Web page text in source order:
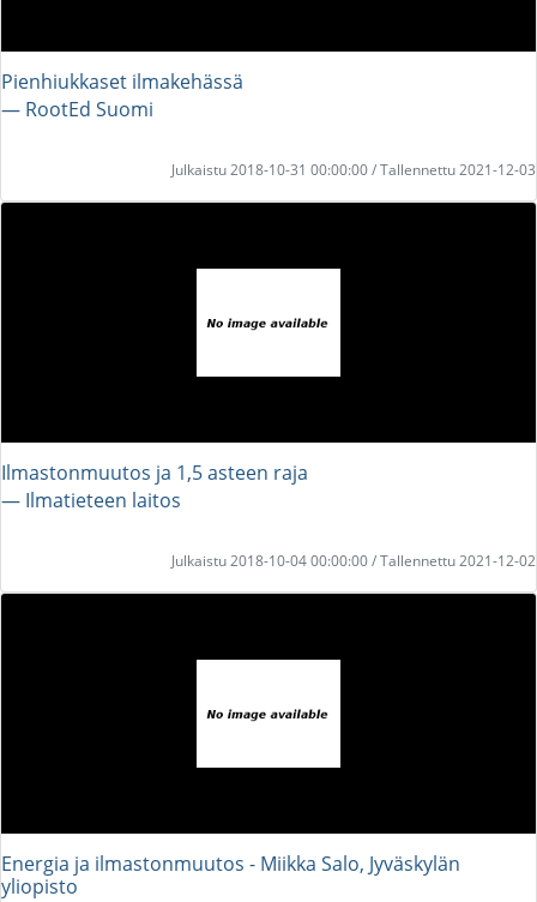
Pienhiukkaset ilmakehässä
― RootEd Suomi
Julkaistu 2018-10-31 00:00:00 / Tallennettu 2021-12-03
Ilmastonmuutos ja 1,5 asteen raja
― Ilmatieteen laitos
Julkaistu 2018-10-04 00:00:00 / Tallennettu 2021-12-02
Energia ja ilmastonmuutos - Miikka Salo, Jyväskylän
yliopisto